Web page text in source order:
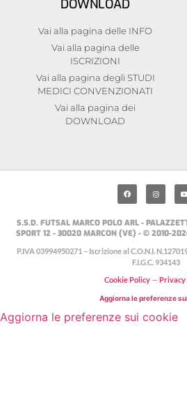
DOWNLOAD
Vai alla pagina delle INFO
Vai alla pagina delle
ISCRIZIONI
Vai alla pagina degli STUDI
MEDICI CONVENZIONATI
Vai alla pagina dei
DOWNLOAD
S.S.D. FUTSAL MARCO POLO ARL -
SPORT 12 - 30020 MARCON (VE) - © 2010-
P.IVA 03994950271 – Iscrizione al C.O.N.I.
F.I.G.C. 934143
Cookie Policy—Privacy
Aggiorna le preferenze
Aggiorna le preferenze sui cookie